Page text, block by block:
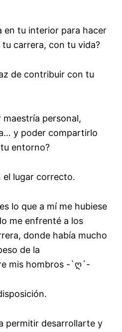
en tu interior para hacer
carrera, con tu vida?
de contribuir con tu
maestría personal,
y poder compartirlo
entorno?
el lugar correcto.
lo que a mí me hubiese
me enfrenté a los
donde había mucho
de la
mis hombros -`ღ´-
permitir desarrollarte y